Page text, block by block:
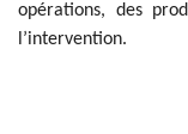
opérations, des
l’intervention.